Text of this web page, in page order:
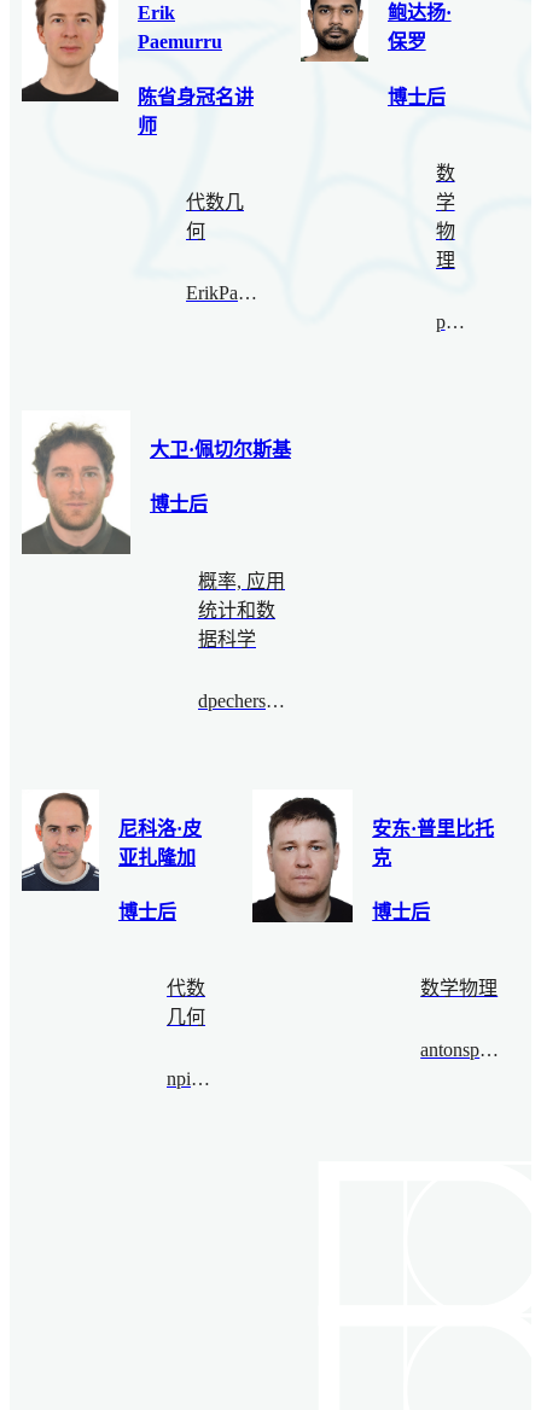
Erik
Paemurru
陈省身冠名讲
师
代数几
何
ErikPaemurru@bimsa.cn
鲍达扬·
保罗
博士后
数
学
物
理
paul@bimsa.cn
大卫·佩切尔斯基
博士后
概率, 应用
统计和数
据科学
dpechersky@bimsa.cn
尼科洛·皮
亚扎隆加
博士后
代数
几何
npiazza@bimsa.cn
安东·普里比托
克
博士后
数学物理
antonspribitoks@bimsa.cn